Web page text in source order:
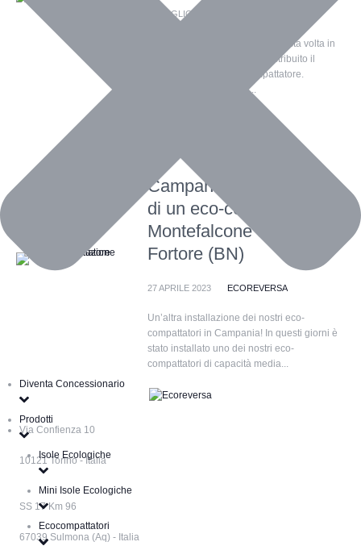
Diventa Concessionario
Prodotti
Isole Ecologiche
Mini Isole Ecologiche
Ecocompattatori
12 LUGLIO 2023
Eccoci ad una nuova tappa, questa volta in
Campania, in cui abbiamo distribuito il
nostro innovativo eco-compattatore.
Vogliamo ringraziare di...
Campania: Installazione
di un eco-compattatore a
Montefalcone di Val
Fortore (BN)
27 APRILE 2023 ECOREVERSA
Un’altra installazione dei nostri eco-
compattatori in Campania! In questi giorni è
stato installato uno dei nostri eco-
compattatori di capacità media...
Via Confienza 10
10121 Torino - Italia
SS 17 Km 96
67039 Sulmona (Aq) - Italia